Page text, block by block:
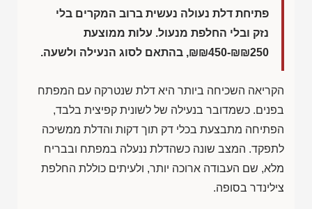
פתיחת דלת נעולה נעשית ברוב המקרים בלי
נזק ובלי החלפת מנעול. עלות ממוצעת
₪₪450-₪₪250, בהתאם לסוג הנעילה ולשעה.
הקריאה השכיחה ביותר היא דלת שנטרקה עם המפתח
בפנים. כשמדובר בנעילה של לשונית קפיצית בלבד,
הפתיחה מתבצעת בכלי דק תוך דקות והדלת ממשיכה
לתפקד. המצב שונה כשהדלת ננעלה במפתח ובבריח
מלא, שם העבודה ארוכה יותר, ולעיתים כוללת החלפת
צילינדר בסופה.